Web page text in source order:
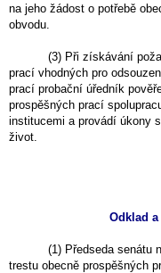
na jeho žádost o potřebě
obvodu.
(3) Při získávání
prací vhodných pro
prací probační úředník
prospěšných prací
institucemi a provádí úkony
život.
Odklad
(1) Předseda senátu
trestu obecně prospěšných